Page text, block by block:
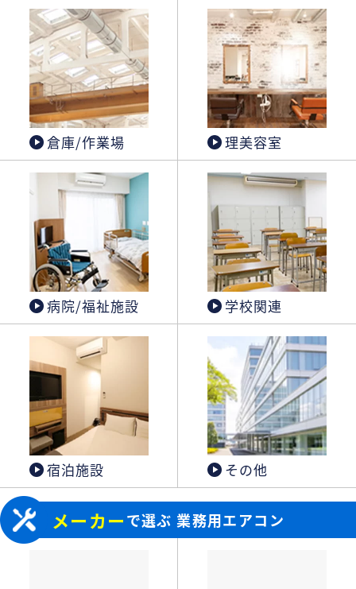
倉庫/作業場 理美容室
病院/福祉施設 学校関連
宿泊施設 その他
メーカーで選ぶ 業務用エアコン